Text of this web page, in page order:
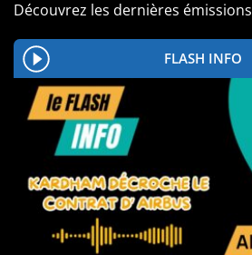
Découvrez les dernières émissions
FLASH INFO